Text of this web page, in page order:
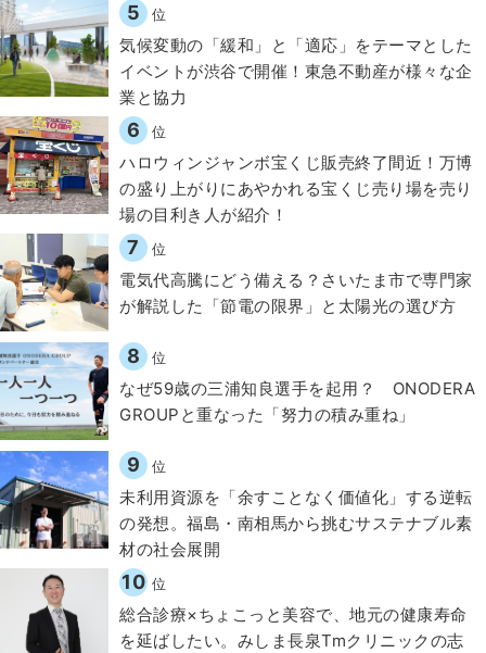
5 位
気候変動の「緩和」と「適応」をテーマとした
イベントが渋谷で開催！東急不動産が様々な企
業と協力
6 位
ハロウィンジャンボ宝くじ販売終了間近！万博
の盛り上がりにあやかれる宝くじ売り場を売り
場の目利き人が紹介！
7 位
電気代高騰にどう備える？さいたま市で専門家
が解説した「節電の限界」と太陽光の選び方
8 位
なぜ59歳の三浦知良選手を起用？ ONODERA
GROUPと重なった「努力の積み重ね」
9 位
​​未利用資源を「余すことなく価値化」する逆転
の発想。福島・南相馬から挑むサステナブル素
材の社会展開​
10 位
総合診療×ちょこっと美容で、地元の健康寿命
を延ばしたい。みしま長泉Tmクリニックの志